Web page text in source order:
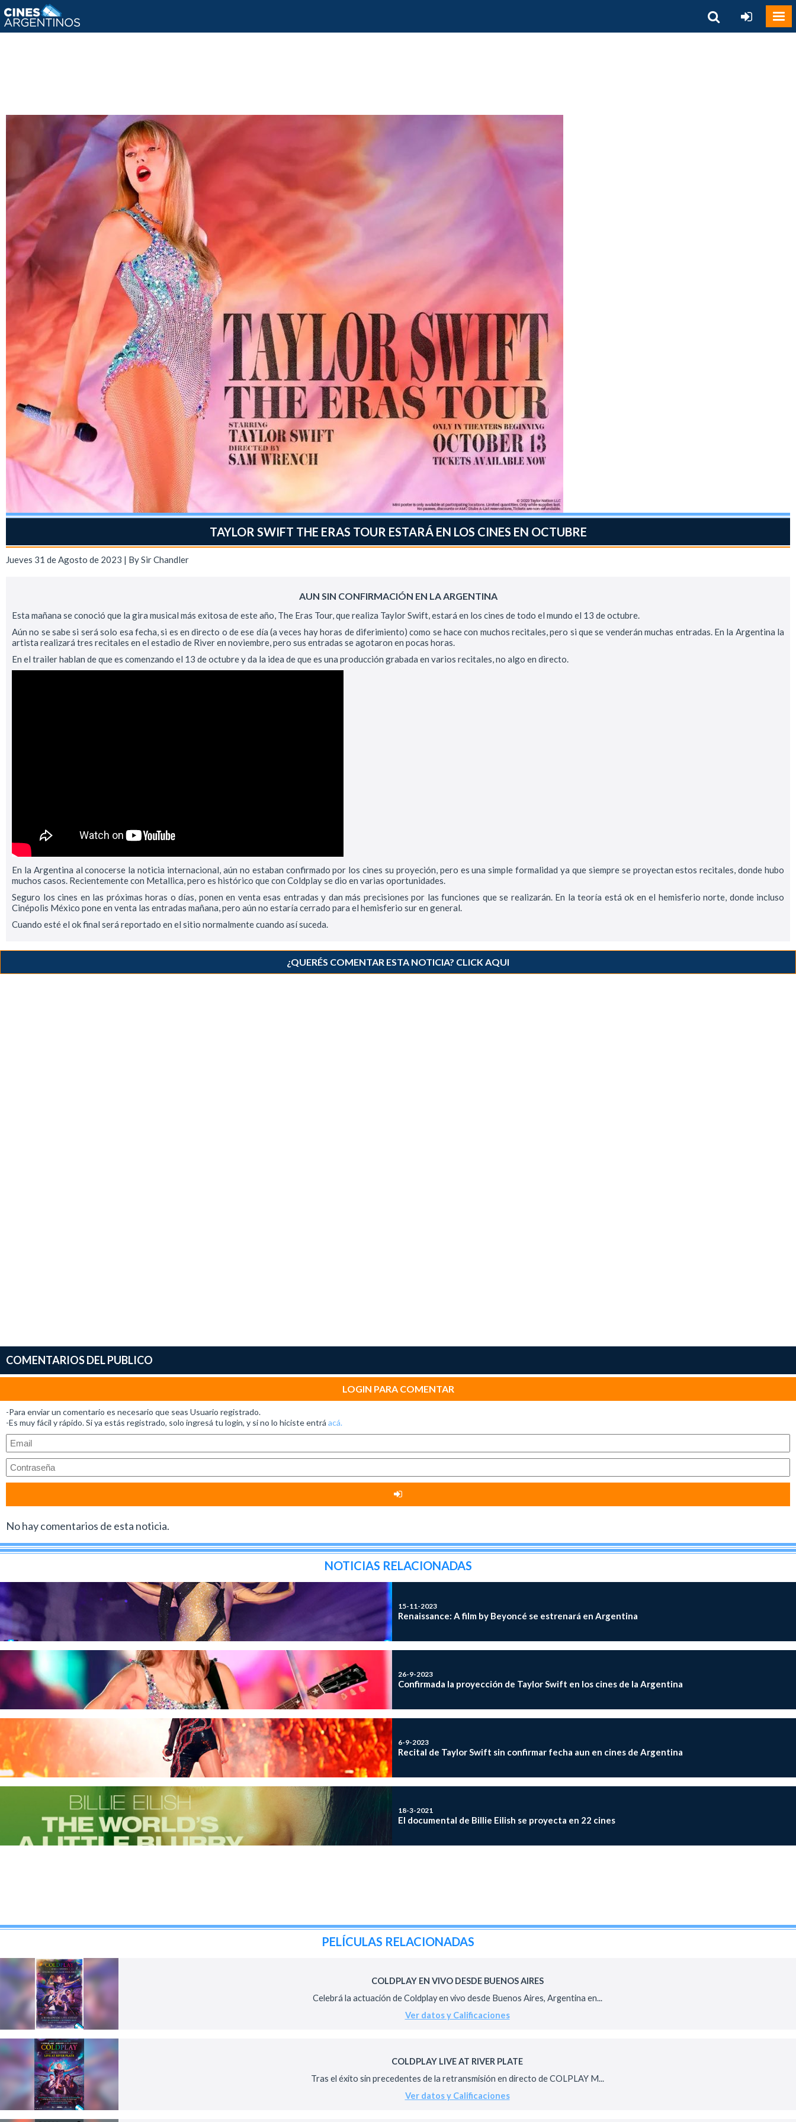
TAYLOR SWIFT THE ERAS TOUR ESTARÁ EN LOS CINES EN OCTUBRE
Jueves 31 de Agosto de 2023 | BySir Chandler
AUN SIN CONFIRMACIÓN EN LA ARGENTINA
Esta mañana se conoció que la gira musical más exitosa de este año, The Eras Tour, que realiza Taylor Swift, estará en los cines de todo el mundo el 13 de octubre.
Aún no se sabe si será solo esa fecha, si es en directo o de ese día (a veces hay horas de diferimiento) como se hace con muchos recitales, pero si que se venderán muchas entradas. En la Argentina la
artista realizará tres recitales en el estadio de River en noviembre, pero sus entradas se agotaron en pocas horas.
En el trailer hablan de que es comenzando el 13 de octubre y da la idea de que es una producción grabada en varios recitales, no algo en directo.
En la Argentina al conocerse la noticia internacional, aún no estaban confirmado por los cines su proyeción, pero es una simple formalidad ya que siempre se proyectan estos recitales, donde hubo
muchos casos. Recientemente con Metallica, pero es histórico que con Coldplay se dio en varias oportunidades.
Seguro los cines en las próximas horas o días, ponen en venta esas entradas y dan más precisiones por las funciones que se realizarán. En la teoría está ok en el hemisferio norte, donde incluso
Cinépolis México pone en venta las entradas mañana, pero aún no estaría cerrado para el hemisferio sur en general.
Cuando esté el ok final será reportado en el sitio normalmente cuando así suceda.
¿QUERÉS COMENTAR ESTA NOTICIA? CLICK AQUI
COMENTARIOS DEL PUBLICO
LOGIN PARA COMENTAR
-Para enviar un comentario es necesario que seas Usuario registrado.
-Es muy fácil y rápido. Si ya estás registrado, solo ingresá tu login, y si no lo hiciste entrá acá.
No hay comentarios de esta noticia.
NOTICIAS RELACIONADAS
15-11-2023
Renaissance: A film by Beyoncé se estrenará en Argentina
26-9-2023
Confirmada la proyección de Taylor Swift en los cines de la Argentina
6-9-2023
Recital de Taylor Swift sin confirmar fecha aun en cines de Argentina
18-3-2021
El documental de Billie Eilish se proyecta en 22 cines
PELÍCULAS RELACIONADAS
COLDPLAY EN VIVO DESDE BUENOS AIRES
Celebrá la actuación de Coldplay en vivo desde Buenos Aires, Argentina en...
Ver datos y Calificaciones
COLDPLAY LIVE AT RIVER PLATE
Tras el éxito sin precedentes de la retransmisión en directo de COLPLAY M...
Ver datos y Calificaciones